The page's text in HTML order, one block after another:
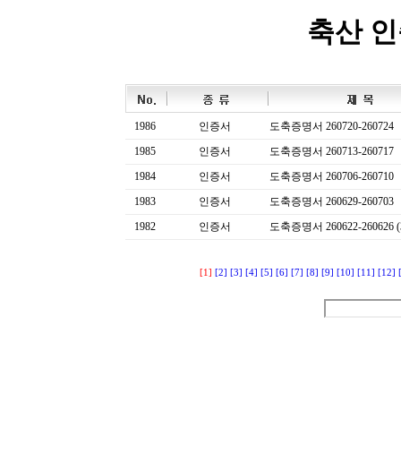
축산
1986 인증서
도축증명서 260720-260724
1985
인증서
도축증명서 260713-260717
1984
인증서
도축증명서 260706-260710
1983
인증서
도축증명서 260629-260703
1982
인증서 도축증명서 260622-260626
[1] [2] [3] [4] [5] [6] [7] [8] [9] [10] [11] [12]